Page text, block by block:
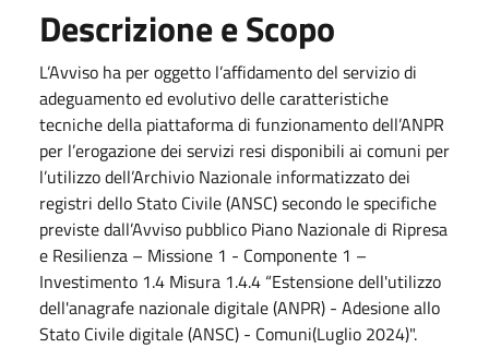
Descrizione e Scopo
L’Avviso ha per oggetto l’affidamento del servizio di
adeguamento ed evolutivo delle caratteristiche
tecniche della piattaforma di funzionamento dell’ANPR
per l’erogazione dei servizi resi disponibili ai comuni per
l’utilizzo dell’Archivio Nazionale informatizzato dei
registri dello Stato Civile (ANSC) secondo le specifiche
previste dall’Avviso pubblico Piano Nazionale di Ripresa
e Resilienza – Missione 1 - Componente 1 –
Investimento 1.4 Misura 1.4.4 “Estensione dell'utilizzo
dell'anagrafe nazionale digitale (ANPR) - Adesione allo
Stato Civile digitale (ANSC) - Comuni(Luglio 2024)".